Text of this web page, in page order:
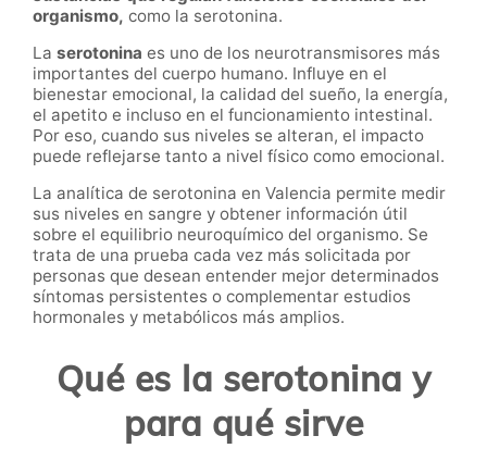
organismo, como la serotonina.
La serotonina es uno de los neurotransmisores más
importantes del cuerpo humano. Influye en el
bienestar emocional, la calidad del sueño, la energía,
el apetito e incluso en el funcionamiento intestinal.
Por eso, cuando sus niveles se alteran, el impacto
puede reflejarse tanto a nivel físico como emocional.
La analítica de serotonina en Valencia permite medir
sus niveles en sangre y obtener información útil
sobre el equilibrio neuroquímico del organismo. Se
trata de una prueba cada vez más solicitada por
personas que desean entender mejor determinados
síntomas persistentes o complementar estudios
hormonales y metabólicos más amplios.
Qué es la serotonina y
para qué sirve